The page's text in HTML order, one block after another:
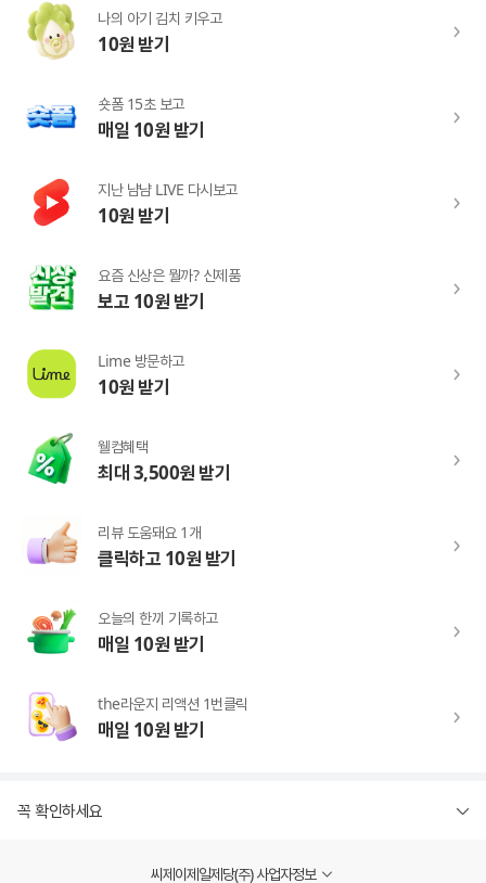
나의 아기 김치 키우고
10원 받기
숏폼 15초 보고
매일 10원 받기
지난 냠냠 LIVE 다시보고
10원 받기
요즘 신상은 뭘까? 신제품
보고 10원 받기
Lime 방문하고
10원 받기
웰컴혜택
최대 3,500원 받기
리뷰 도움돼요 1개
클릭하고 10원 받기
오늘의 한끼 기록하고
매일 10원 받기
the라운지 리액션 1번클릭
매일 10원 받기
꼭 확인하세요
씨제이제일제당(주) 사업자정보